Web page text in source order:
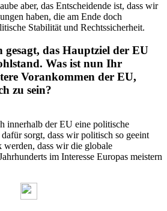
aber, das Entscheidende ist, dass wir
haben, die am Ende doch
Stabilität und Rechtssicherheit.
gesagt, das Hauptziel der EU
Was ist nun Ihr
Vorankommen der EU,
zu sein?
innerhalb der EU eine politische
sorgt, dass wir politisch so geeint
dass wir die globale
im Interesse Europas meistern